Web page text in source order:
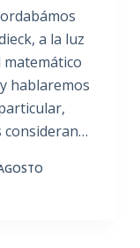
a la luz
hablaremos
consideran…